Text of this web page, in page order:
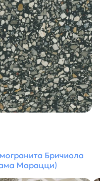
Бричиола
Марацци)